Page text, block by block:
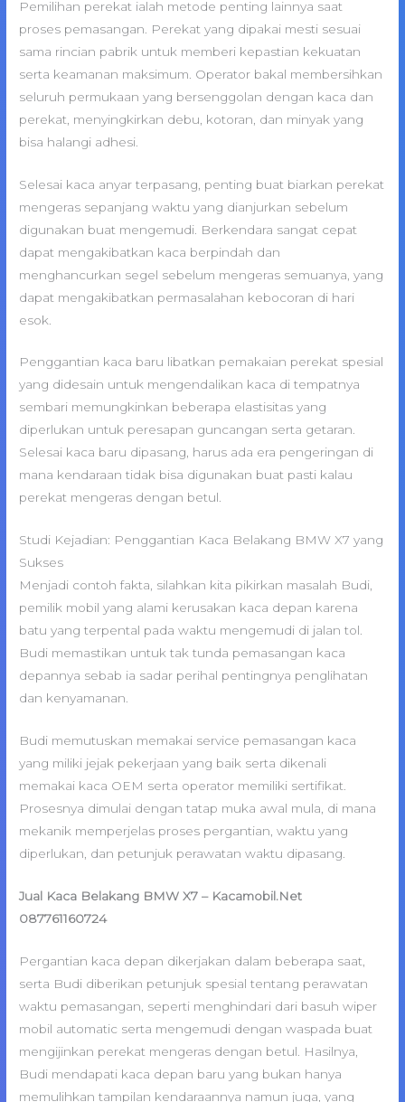
Pemilihan perekat ialah metode penting lainnya saat
proses pemasangan. Perekat yang dipakai mesti sesuai
sama rincian pabrik untuk memberi kepastian kekuatan
serta keamanan maksimum. Operator bakal membersihkan
seluruh permukaan yang bersenggolan dengan kaca dan
perekat, menyingkirkan debu, kotoran, dan minyak yang
bisa halangi adhesi.
Selesai kaca anyar terpasang, penting buat biarkan perekat
mengeras sepanjang waktu yang dianjurkan sebelum
digunakan buat mengemudi. Berkendara sangat cepat
dapat mengakibatkan kaca berpindah dan
menghancurkan segel sebelum mengeras semuanya, yang
dapat mengakibatkan permasalahan kebocoran di hari
esok.
Penggantian kaca baru libatkan pemakaian perekat spesial
yang didesain untuk mengendalikan kaca di tempatnya
sembari memungkinkan beberapa elastisitas yang
diperlukan untuk peresapan guncangan serta getaran.
Selesai kaca baru dipasang, harus ada era pengeringan di
mana kendaraan tidak bisa digunakan buat pasti kalau
perekat mengeras dengan betul.
Studi Kejadian: Penggantian Kaca Belakang BMW X7 yang
Sukses
Menjadi contoh fakta, silahkan kita pikirkan masalah Budi,
pemilik mobil yang alami kerusakan kaca depan karena
batu yang terpental pada waktu mengemudi di jalan tol.
Budi memastikan untuk tak tunda pemasangan kaca
depannya sebab ia sadar perihal pentingnya penglihatan
dan kenyamanan.
Budi memutuskan memakai service pemasangan kaca
yang miliki jejak pekerjaan yang baik serta dikenali
memakai kaca OEM serta operator memiliki sertifikat.
Prosesnya dimulai dengan tatap muka awal mula, di mana
mekanik memperjelas proses pergantian, waktu yang
diperlukan, dan petunjuk perawatan waktu dipasang.
Jual Kaca Belakang BMW X7 – Kacamobil.Net
087761160724
Pergantian kaca depan dikerjakan dalam beberapa saat,
serta Budi diberikan petunjuk spesial tentang perawatan
waktu pemasangan, seperti menghindari dari basuh wiper
mobil automatic serta mengemudi dengan waspada buat
mengijinkan perekat mengeras dengan betul. Hasilnya,
Budi mendapati kaca depan baru yang bukan hanya
memulihkan tampilan kendaraannya namun juga, yang